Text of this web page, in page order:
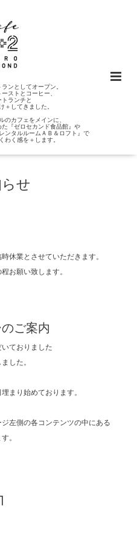
ンとしてオープン。
ストとコーヒー、
トランチと
＋してきました。
のカフェをメインに、
『ゼロセカンド食品館』や
ンタルルームＡＢ＆ロフト』で
わく感を＋します。
せ
休業とさせていただきます。
お願い致します。
ご案内
ておりました
した。
まり始めております。
左側の各コンテンツの中にある
。
1